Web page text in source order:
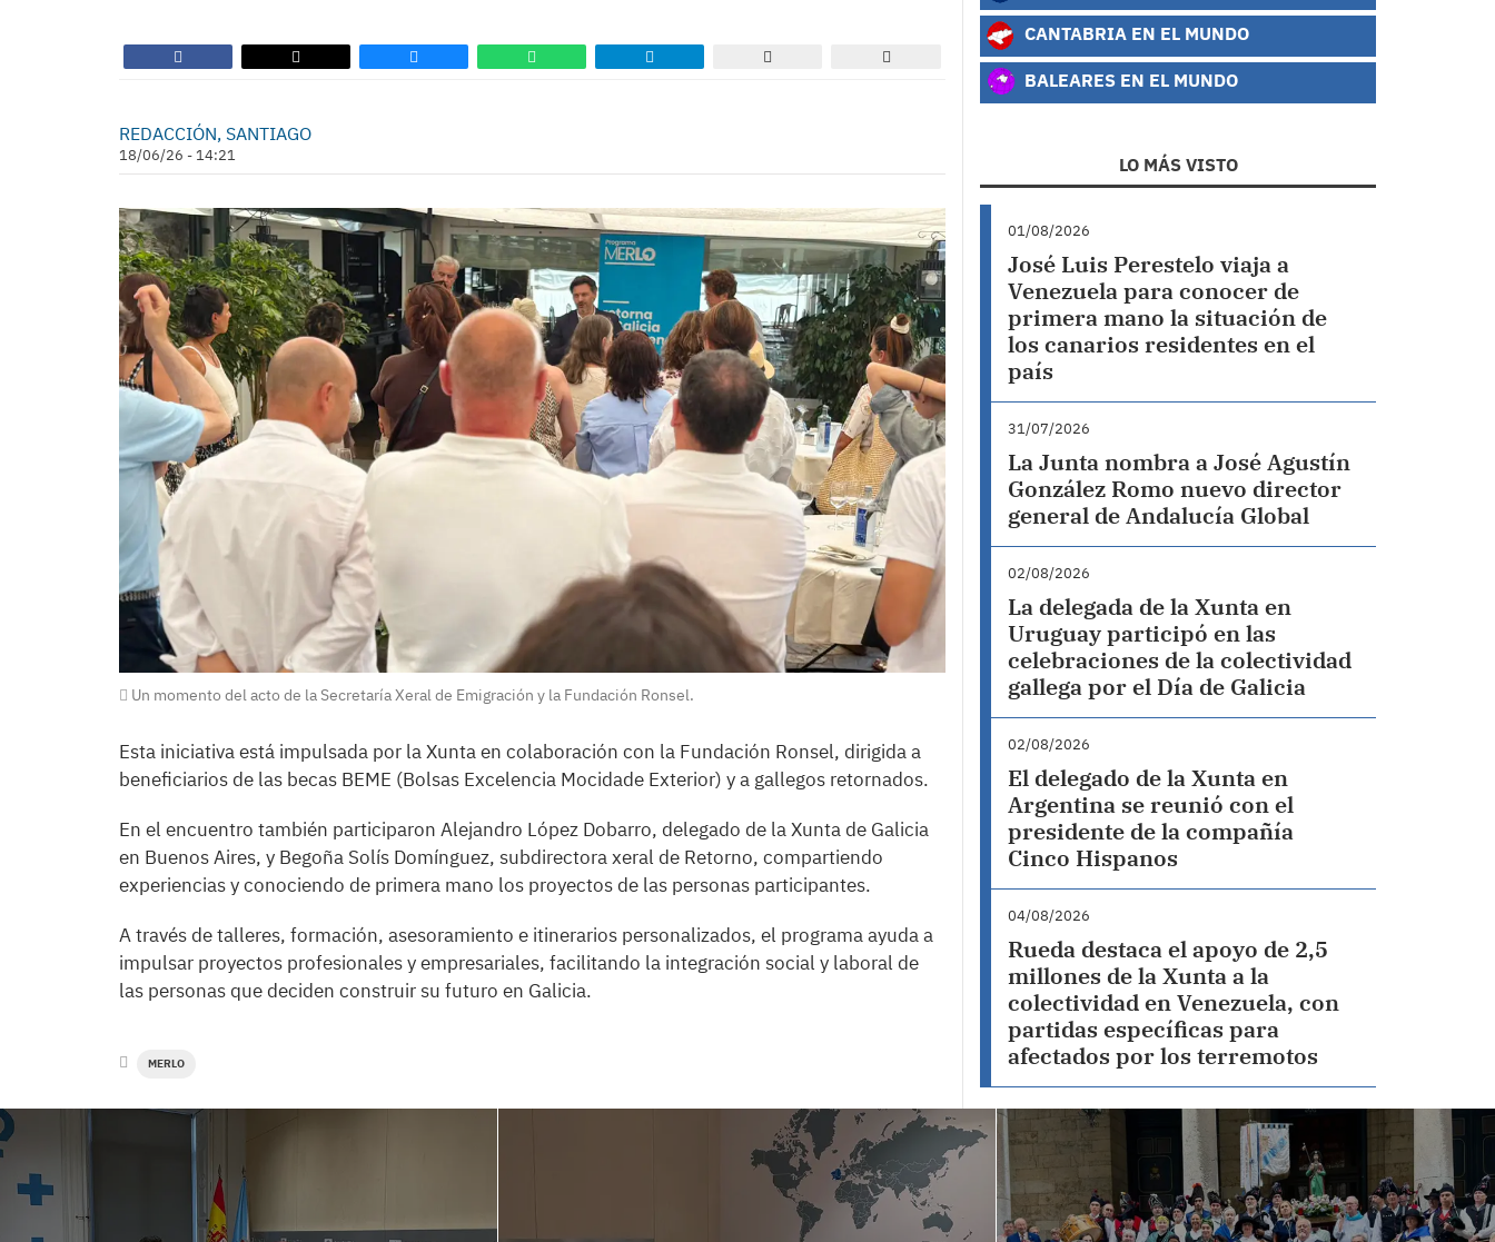
REDACCIÓN, SANTIAGO
18/06/26 - 14:21
Un momento del acto de la Secretaría Xeral de Emigración y la Fundación Ronsel.
Esta iniciativa está impulsada por la Xunta en colaboración con la Fundación Ronsel, dirigida a
beneficiarios de las becas BEME (Bolsas Excelencia Mocidade Exterior) y a gallegos retornados.
En el encuentro también participaron Alejandro López Dobarro, delegado de la Xunta de Galicia
en Buenos Aires, y Begoña Solís Domínguez, subdirectora xeral de Retorno, compartiendo
experiencias y conociendo de primera mano los proyectos de las personas participantes.
A través de talleres, formación, asesoramiento e itinerarios personalizados, el programa ayuda a
impulsar proyectos profesionales y empresariales, facilitando la integración social y laboral de
las personas que deciden construir su futuro en Galicia.
MERLO
CANTABRIA EN EL MUNDO
BALEARES EN EL MUNDO
LO MÁS VISTO
01/08/2026
José Luis Perestelo viaja a
Venezuela para conocer de
primera mano la situación de
los canarios residentes en el
país
31/07/2026
La Junta nombra a José Agustín
González Romo nuevo director
general de Andalucía Global
02/08/2026
La delegada de la Xunta en
Uruguay participó en las
celebraciones de la colectividad
gallega por el Día de Galicia
02/08/2026
El delegado de la Xunta en
Argentina se reunió con el
presidente de la compañía
Cinco Hispanos
04/08/2026
Rueda destaca el apoyo de 2,5
millones de la Xunta a la
colectividad en Venezuela, con
partidas específicas para
afectados por los terremotos